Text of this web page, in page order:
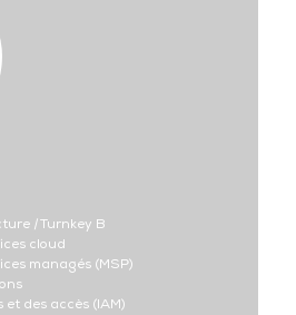
|Turnkey B
cloud
managés (MSP)
des accès (IAM)